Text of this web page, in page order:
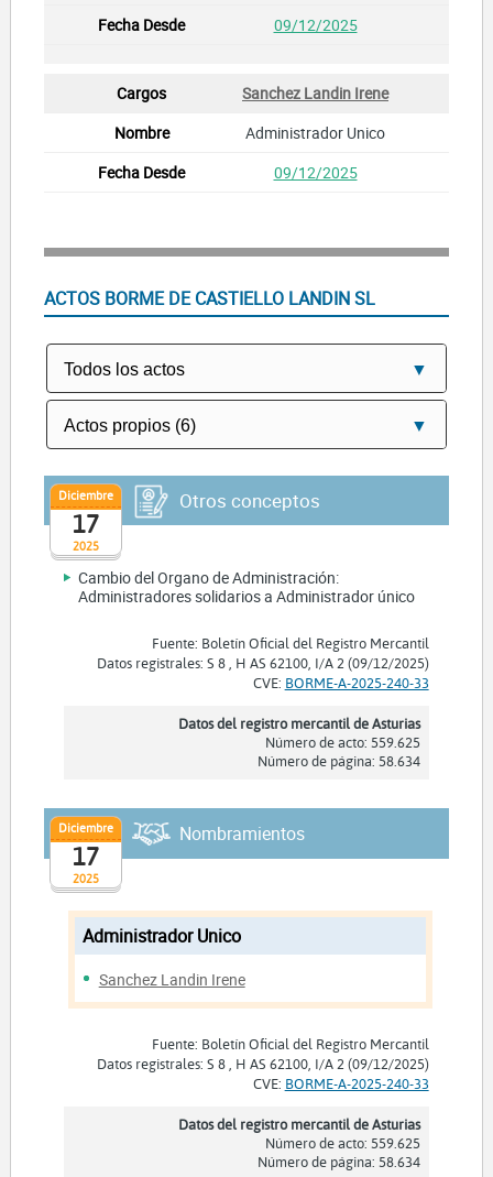
09/12/2025
Sanchez Landin Irene
Administrador Unico
09/12/2025
ACTOS BORME DE CASTIELLO LANDIN SL
2025
Diciembre
17
Otros conceptos
Cambio del Organo de Administración:
Administradores solidarios a Administrador único
Fuente: Boletín Oficial del Registro Mercantil
Datos registrales: S 8 , H AS 62100, I/A 2 (09/12/2025)
CVE: BORME-A-2025-240-33
Datos del registro mercantil de Asturias
Número de acto: 559.625
Número de página: 58.634
2025
Diciembre
17
Nombramientos
Administrador Unico
Sanchez Landin Irene
Fuente: Boletín Oficial del Registro Mercantil
Datos registrales: S 8 , H AS 62100, I/A 2 (09/12/2025)
CVE: BORME-A-2025-240-33
Datos del registro mercantil de Asturias
Número de acto: 559.625
Número de página: 58.634